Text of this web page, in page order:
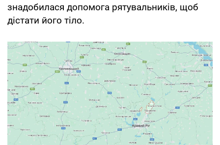
знадобилася допомога рятувальників, щоб
дістати його тіло.